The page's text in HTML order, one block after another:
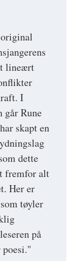
lineært
I
går Rune
skapt en
dette
fremfor alt
Her er
tøyler
på
poesi."